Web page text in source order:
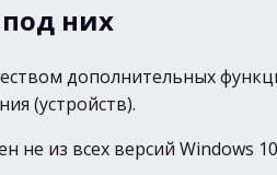
них
дополнительных
(устройств).
из всех версий Windows